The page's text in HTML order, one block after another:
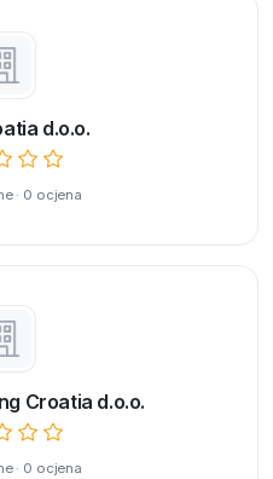
d.o.o.
· 0 ocjena
Croatia d.o.o.
· 0 ocjena